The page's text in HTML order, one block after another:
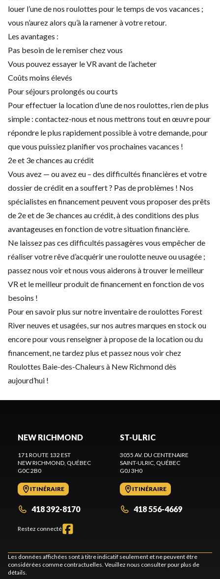
louer l’une de nos roulottes pour le temps de vos vacances ;
vous n’aurez alors qu’à la ramener à votre retour.
Les avantages :
Pas besoin de le remiser chez vous
Vous pouvez essayer le VR avant de l’acheter
Coûts moins élevés
Pour séjours prolongés ou courts
Pour effectuer la location d’une de nos roulottes, rien de plus
simple : contactez-nous et nous mettrons tout en œuvre pour
répondre le plus rapidement possible à votre demande, pour
que vous puissiez planifier vos prochaines vacances !
2e et 3e chances au crédit
Vous avez — ou avez eu – des difficultés financières et votre
dossier de crédit en a souffert ? Pas de problèmes ! Nos
spécialistes en financement peuvent vous proposer des prêts
de 2e et de 3e chances au crédit, à des conditions des plus
avantageuses en fonction de votre situation financière.
Ne laissez pas ces difficultés passagères vous empêcher de
réaliser votre rêve d’acquérir une roulotte neuve ou usagée ;
passez nous voir et nous vous aiderons à trouver le meilleur
VR et le meilleur produit de financement en fonction de vos
besoins !
Pour en savoir plus sur notre inventaire de roulottes Forest
River neuves et usagées, sur nos autres marques en stock ou
encore pour vous renseigner à propose de la location ou du
financement, ne tardez plus et passez nous voir chez
Roulottes Baie-des-Chaleurs à New Richmond dès
aujourd’hui !
NEW RICHMOND
171 ROUTE 132 EST
NEW RICHMOND, QUÉBEC
G0C 2B0
ITINÉRAIRE
418 392-8170
Restez connecté
ST-ULRIC
3055 AV. DU CENTENAIRE
SAINT-ULRIC, QUÉBEC
G0J 3H0
ITINÉRAIRE
418 556-4669
Les données affichées sont à titre indicatif seulement et ne peuvent être
considérées comme contractuelles. Veuillez nous consulter pour plus de
détails.